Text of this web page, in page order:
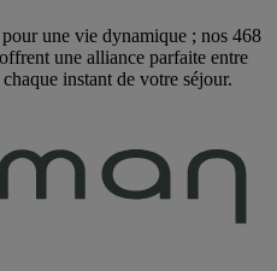
une vie dynamique ; nos 468
une alliance parfaite entre
instant de votre séjour.